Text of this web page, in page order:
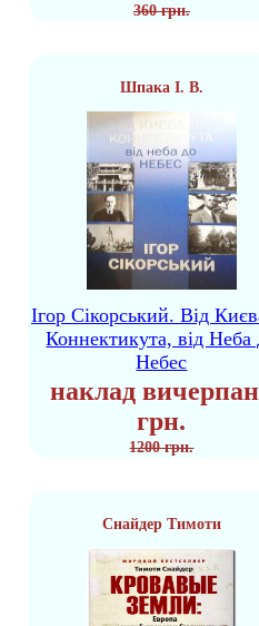
360 грн.
Шпака І. В.
Ігор Сікорський. Від
Коннектикута, від Неба
Небес
наклад
грн.
1200 грн.
Снайдер Тимоти